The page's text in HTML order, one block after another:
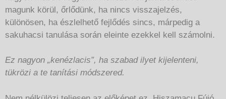
magunk körül, őrlődünk, ha nincs visszajelzés,
különösen, ha észlelhető fejlődés sincs, márpedig a
sakuhacsi tanulása során eleinte ezekkel kell számolni.
Ez nagyon „kenézlacis”, ha szabad ilyet kijelenteni,
tükrözi a te tanítási módszered.